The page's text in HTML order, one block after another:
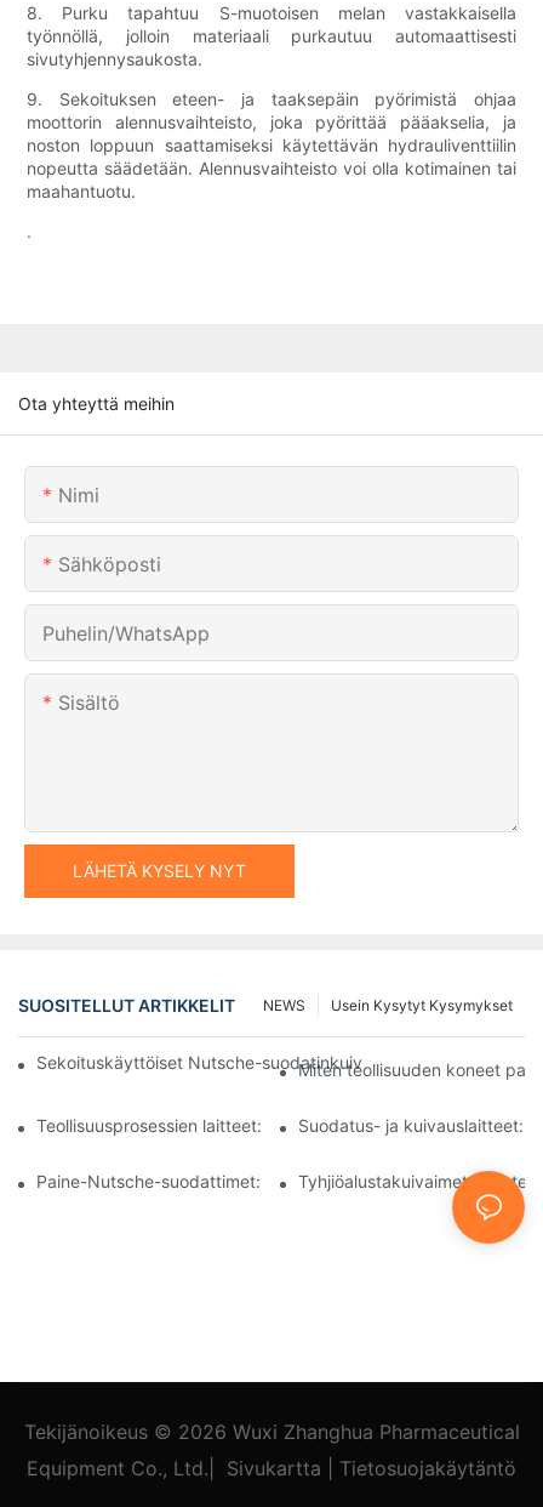
8. Purku tapahtuu S-muotoisen melan vastakkaisella
työnnöllä, jolloin materiaali purkautuu automaattisesti
sivutyhjennysaukosta.
9. Sekoituksen eteen- ja taaksepäin pyörimistä ohjaa
moottorin alennusvaihteisto, joka pyörittää pääakselia, ja
noston loppuun saattamiseksi käytettävän hydrauliventtiilin
nopeutta säädetään. Alennusvaihteisto voi olla kotimainen tai
maahantuotu.
.
Ota yhteyttä meihin
Nimi
Sähköposti
Puhelin/WhatsApp
Sisältö
LÄHETÄ KYSELY NYT
SUOSITELLUT ARTIKKELIT Usein Kysytyt Kysymykset
NEWS
Sekoituskäyttöiset Nutsche-suodatinkuivaimet vs. muut
Miten teollisuuden koneet
Teollisuusprosessien laitteet: Innovaatiot muokkaavat
Suodatus- ja kuivauslaitteet:
Paine-Nutsche-suodattimet: Sovellukset kemian- ja
Tyhjiöalustakuivaimet:
Tekijänoikeus © 2026 Wuxi Zhanghua Pharmaceutical
Equipment Co., Ltd.
Sivukartta Tietosuojakäytäntö